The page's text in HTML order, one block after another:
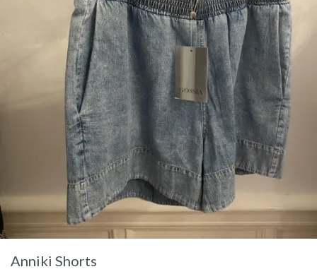
Anniki Shorts